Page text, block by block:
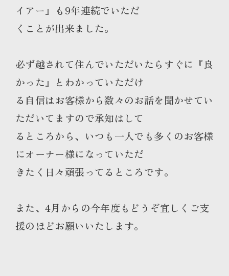
イアー』も9年連続でいただ
くことが出来ました。
必ず越されて住んでいただいたらすぐに『良
かった』とわかっていただけ
る自信はお客様から数々のお話を聞かせてい
ただいてますので承知はして
るところから、いつも一人でも多くのお客様
にオーナー様になっていただ
きたく日々頑張ってるところです。
また、4月からの今年度もどうぞ宜しくご支
援のほどお願いいたします。